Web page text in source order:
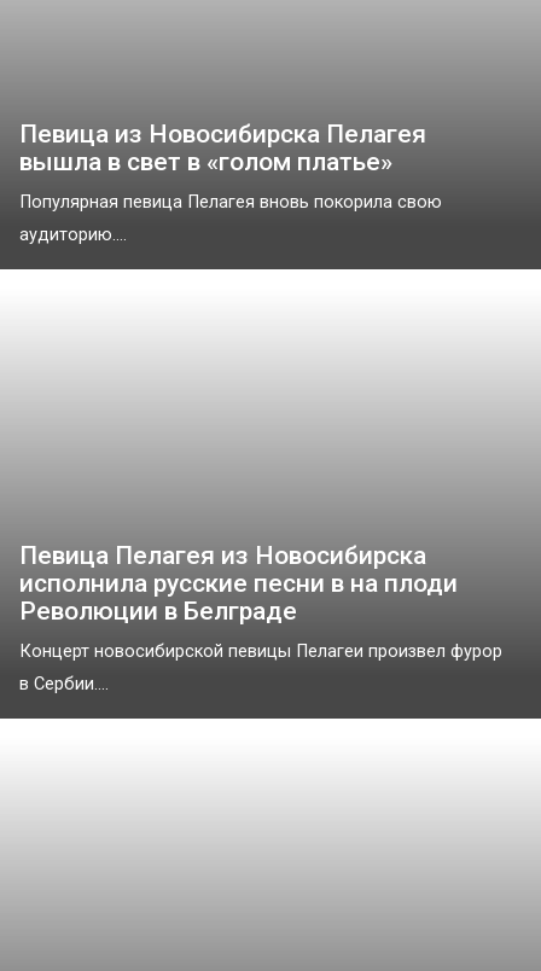
Певица из Новосибирска Пелагея
вышла в свет в «голом платье»
Популярная певица Пелагея вновь покорила свою
аудиторию....
Певица Пелагея из Новосибирска
исполнила русские песни в на плоди
Революции в Белграде
Концерт новосибирской певицы Пелагеи произвел фурор
в Сербии....